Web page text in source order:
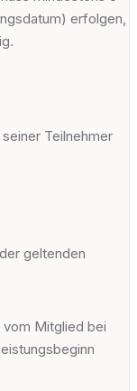
erfolgen,
Teilnehmer
geltenden
Mitglied bei